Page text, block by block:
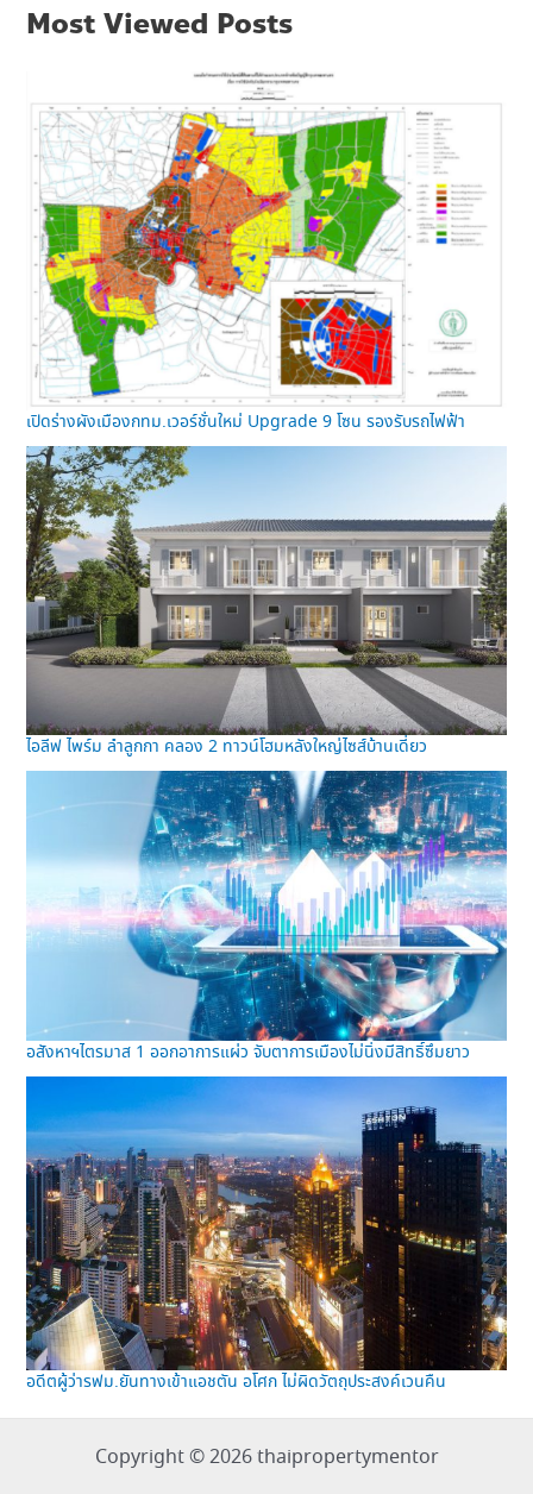
Most Viewed Posts
เปิดร่างผังเมืองกทม.เวอร์ชั่นใหม่ Upgrade 9 โซน รองรับรถไฟฟ้า
ไอลีฟ ไพร์ม ลำลูกกา คลอง 2 ทาวน์โฮมหลังใหญ่ไซส์บ้านเดี่ยว
อสังหาฯไตรมาส 1 ออกอาการแผ่ว จับตาการเมืองไม่นิ่งมีสิทธิ์ซึมยาว
อดีตผู้ว่ารฟม.ยันทางเข้าแอชตัน อโศก ไม่ผิดวัตถุประสงค์เวนคืน
Copyright © 2026 thaipropertymentor